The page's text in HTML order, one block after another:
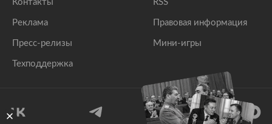
Контакты
Реклама
Пресс-релизы
Техподдержка
RSS
Правовая информация
Мини-игры